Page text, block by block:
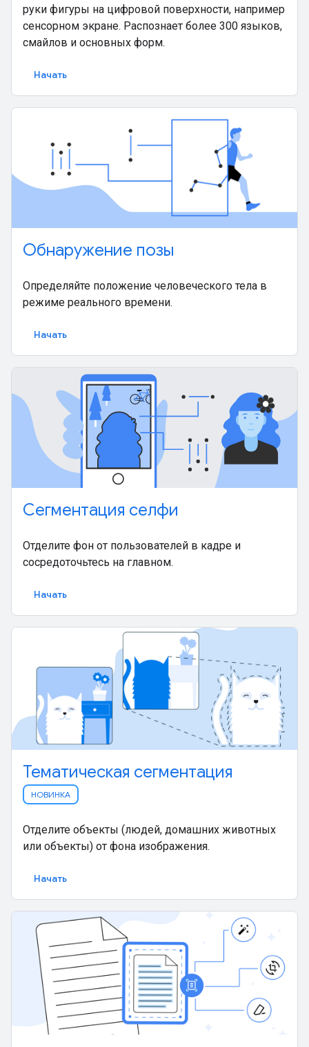
руки фигуры на цифровой поверхности, например
сенсорном экране. Распознает более 300 языков,
смайлов и основных форм.
Начать
Обнаружение позы
Определяйте положение человеческого тела в
режиме реального времени.
Начать
Сегментация селфи
Отделите фон от пользователей в кадре и
сосредоточьтесь на главном.
Начать
Тематическая сегментация
НОВИНКА
Отделите объекты (людей, домашних животных
или объекты) от фона изображения.
Начать